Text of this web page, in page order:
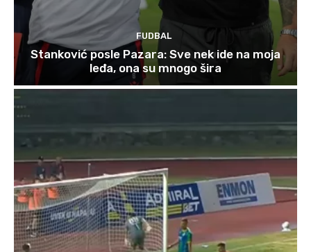
FUDBAL
Stanković posle Pazara: Sve nek ide na moja
leđa, ona su mnogo šira